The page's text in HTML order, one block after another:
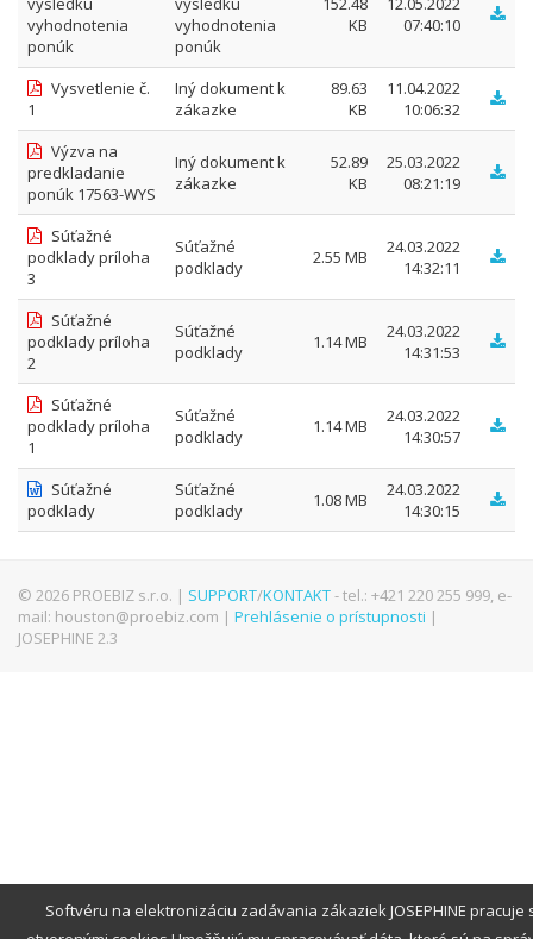
vyhodnotenia
ponúk
vyhodnotenia
ponúk
KB
07:40:10
Vysvetlenie č.
1
Iný dokument k
zákazke
89.63
KB
11.04.2022
10:06:32
Výzva na
predkladanie
ponúk 17563-WYS
Iný dokument k
zákazke
52.89
KB
25.03.2022
08:21:19
Súťažné
podklady príloha
3
Súťažné
podklady
2.55 MB
24.03.2022
14:32:11
Súťažné
podklady príloha
2
Súťažné
podklady
1.14 MB
24.03.2022
14:31:53
Súťažné
podklady príloha
1
Súťažné
podklady
1.14 MB
24.03.2022
14:30:57
Súťažné
podklady
Súťažné
podklady
1.08 MB
24.03.2022
14:30:15
© 2026 PROEBIZ s.r.o. | SUPPORT/KONTAKT- tel.: +421 220 255 999, e-
mail: houston@proebiz.com | Prehlásenie o prístupnosti |
JOSEPHINE 2.3
Softvéru na elektronizáciu zadávania zákaziek JOSEPHINE pracuje